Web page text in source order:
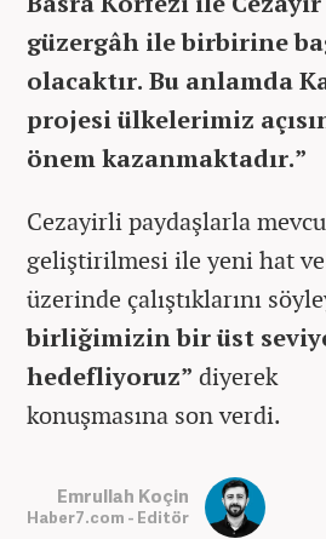
güzergâh ile birbirine
olacaktır. Bu anlamda
projesi ülkelerimiz
önem kazanmaktadır.”
Cezayirli paydaşlarla
geliştirilmesi ile yeni hat
üzerinde çalıştıklarını
birliğimizin bir üst
hedefliyoruz” diyerek
konuşmasına son verdi.
Emrullah Koçin
Haber7.com - Editör